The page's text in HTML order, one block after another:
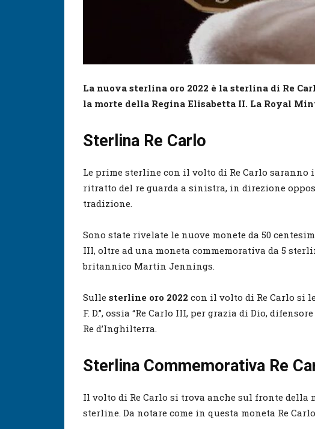
La nuova sterlina oro 2022 è la sterlina di Re
la morte della Regina Elisabetta II. La Royal
Sterlina Re Carlo
Le prime sterline con il volto di Re Carlo saranno
ritratto del re guarda a sinistra, in direzione
tradizione.
Sono state rivelate le nuove monete da 50
III, oltre ad una moneta commemorativa da 5
britannico Martin Jennings.
Sulle sterline oro 2022 con il volto di Re Carlo si
F. D.”, ossia “Re Carlo III, per grazia di Dio,
Re d’Inghilterra.
Sterlina Commemorativa Re
Il volto di Re Carlo si trova anche sul fronte della
sterline. Da notare come in questa moneta Re